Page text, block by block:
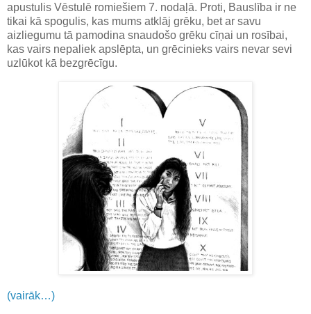
apustulis Vēstulē romiešiem 7. nodaļā. Proti, Bauslība ir ne
tikai kā spogulis, kas mums atklāj grēku, bet ar savu
aizliegumu tā pamodina snaudošo grēku cīņai un rosībai,
kas vairs nepaliek apslēpta, un grēcinieks vairs nevar sevi
uzlūkot kā bezgrēcīgu.
(vairāk…)